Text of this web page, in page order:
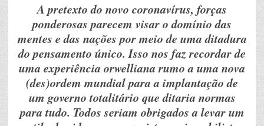
A pretexto do novo coronavírus, forças
ponderosas parecem visar o domínio das
mentes e das nações por meio de uma ditadura
do pensamento único. Isso nos faz recordar de
uma experiência orwelliana rumo a uma nova
(des)ordem mundial para a implantação de
um governo totalitário que ditaria normas
para tudo. Todos seriam obrigados a levar um